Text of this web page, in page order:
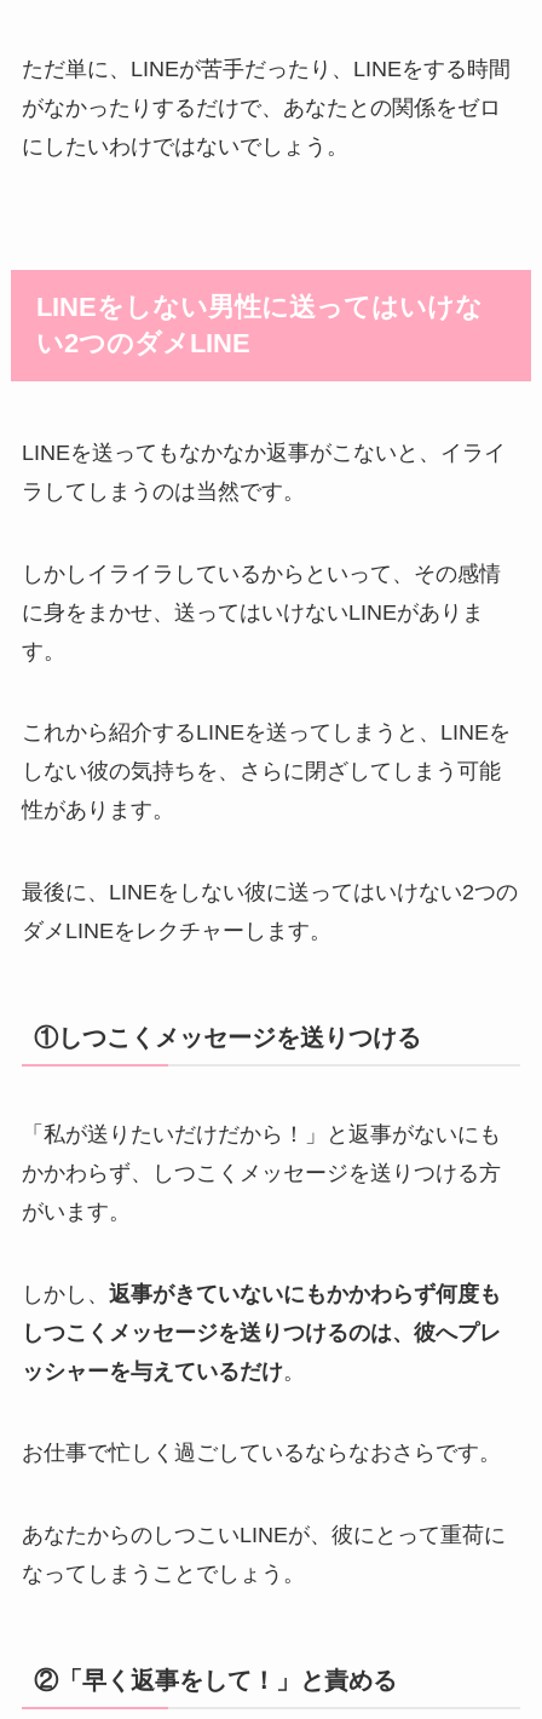
ただ単に、LINEが苦手だったり、LINEをする時間
がなかったりするだけで、あなたとの関係をゼロ
にしたいわけではないでしょう。
LINEをしない男性に送ってはいけな
い2つのダメLINE
LINEを送ってもなかなか返事がこないと、イライ
ラしてしまうのは当然です。
しかしイライラしているからといって、その感情
に身をまかせ、送ってはいけないLINEがありま
す。
これから紹介するLINEを送ってしまうと、LINEを
しない彼の気持ちを、さらに閉ざしてしまう可能
性があります。
最後に、LINEをしない彼に送ってはいけない2つの
ダメLINEをレクチャーします。
①しつこくメッセージを送りつける
「私が送りたいだけだから！」と返事がないにも
かかわらず、しつこくメッセージを送りつける方
がいます。
しかし、 返事がきていないにもかかわらず何度も
しつこくメッセージを送りつけるのは、彼へプレ
ッシャーを与えているだけ。
お仕事で忙しく過ごしているならなおさらです。
あなたからのしつこいLINEが、彼にとって重荷に
なってしまうことでしょう。
②「早く返事をして！」と責める